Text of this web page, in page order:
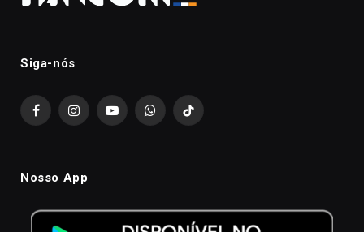
Siga-nós
FacebookInstagramYouTubeWhatsAppTikTok
Nosso App